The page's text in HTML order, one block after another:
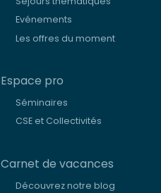
Evénements
Les offres du moment
Espace pro
Séminaires
CSE et Collectivités
Carnet de vacances
Découvrez notre blog